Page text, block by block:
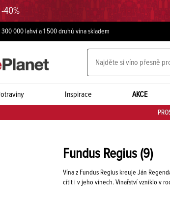
40%
300 000 lahví a 1 500 druhů vína skladem
Inspirace AKCE
Fundus Regius (9)
Vína z Fundus Regius kreuje Ján
cítit i v jeho vínech. Vinařství vzniklo v